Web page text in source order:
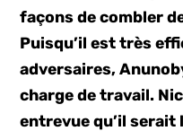
façons de combler
Puisqu’il est très
adversaires,
charge de travail.
entrevue qu’il serait